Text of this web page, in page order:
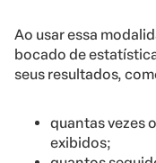
Ao usar essa
bocado de
seus resultados,
quantas vezes
exibidos;